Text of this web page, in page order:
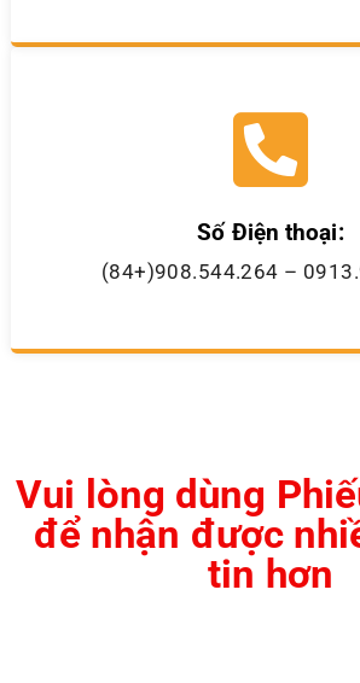
Số Điện thoại:
(84+)908.544.264 –
Vui lòng dùng
để nhận được
tin hơn